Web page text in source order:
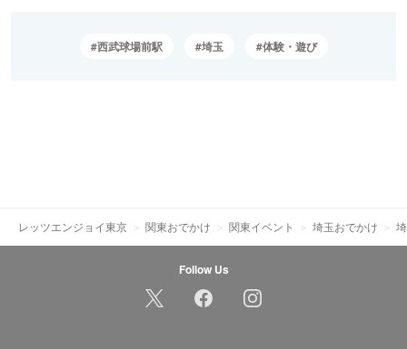
西武球場前駅 埼玉 体験・遊び
レッツエンジョイ東京 関東おでかけ 関東イベント 埼玉おでかけ
Follow Us